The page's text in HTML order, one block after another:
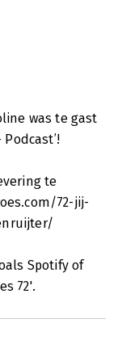
was te gast
te
72-jij-
Spotify of
72'.